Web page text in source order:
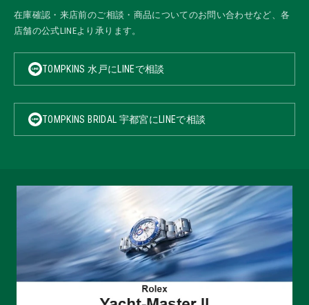
在庫確認・来店前のご相談・商品についてのお問い合わせなど、各
店舗の公式LINEより承ります。
TOMPKINS 水戸にLINEで相談
TOMPKINS BRIDAL 宇都宮にLINEで相談